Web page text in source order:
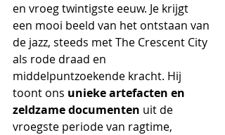
en vroeg twintigste eeuw. Je krijgt
een mooi beeld van het ontstaan van
de jazz, steeds met The Crescent City
als rode draad en
middelpuntzoekende kracht. Hij
toont ons unieke artefacten en
zeldzame documenten uit de
vroegste periode van ragtime,